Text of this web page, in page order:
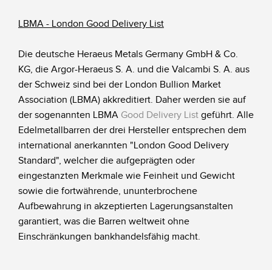
LBMA - London Good Delivery List
Die deutsche Heraeus Metals Germany GmbH & Co.
KG, die Argor-Heraeus S. A. und die Valcambi S. A. aus
der Schweiz sind bei der London Bullion Market
Association (LBMA) akkreditiert. Daher werden sie auf
der sogenannten LBMA Good Delivery List geführt. Alle
Edelmetallbarren der drei Hersteller entsprechen dem
international anerkannten "London Good Delivery
Standard", welcher die aufgeprägten oder
eingestanzten Merkmale wie Feinheit und Gewicht
sowie die fortwährende, ununterbrochene
Aufbewahrung in akzeptierten Lagerungsanstalten
garantiert, was die Barren weltweit ohne
Einschränkungen bankhandelsfähig macht.